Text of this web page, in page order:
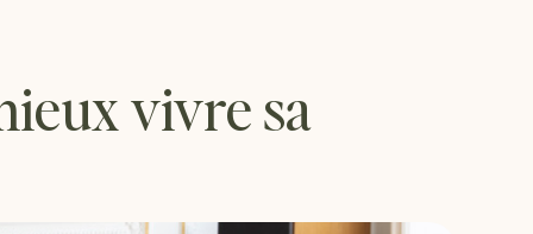
vivre sa